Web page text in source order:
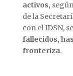
activos,
de la
con el IDSN,
fallecidos,
fronteriza.